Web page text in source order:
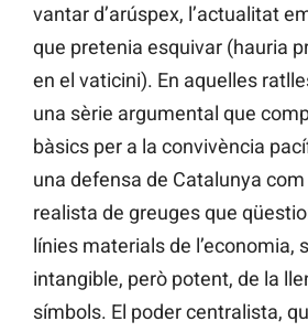
vantar d’arúspex, l’actualitat
que pretenia esquivar (hauria
en el vaticini). En aquelles
una sèrie argumental que
bàsics per a la convivència
una defensa de Catalunya
realista de greuges que
línies materials de l’economia,
intangible, però potent, de la
símbols. El poder centralista,